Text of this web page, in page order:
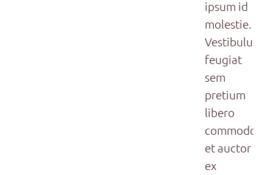
ipsum id
molestie.
Vestibulum
feugiat
sem
pretium
libero
commodo,
et auctor
ex